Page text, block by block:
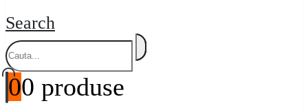
Search
00 produse